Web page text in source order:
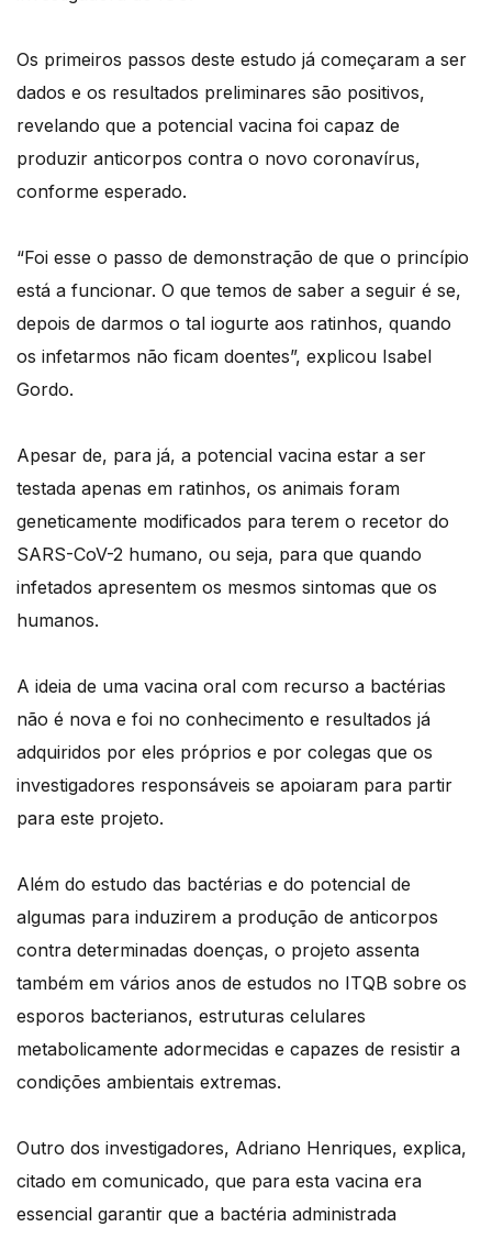
Os primeiros passos deste estudo já começaram a ser
dados e os resultados preliminares são positivos,
revelando que a potencial vacina foi capaz de
produzir anticorpos contra o novo coronavírus,
conforme esperado.
“Foi esse o passo de demonstração de que o princípio
está a funcionar. O que temos de saber a seguir é se,
depois de darmos o tal iogurte aos ratinhos, quando
os infetarmos não ficam doentes”, explicou Isabel
Gordo.
Apesar de, para já, a potencial vacina estar a ser
testada apenas em ratinhos, os animais foram
geneticamente modificados para terem o recetor do
SARS-CoV-2 humano, ou seja, para que quando
infetados apresentem os mesmos sintomas que os
humanos.
A ideia de uma vacina oral com recurso a bactérias
não é nova e foi no conhecimento e resultados já
adquiridos por eles próprios e por colegas que os
investigadores responsáveis se apoiaram para partir
para este projeto.
Além do estudo das bactérias e do potencial de
algumas para induzirem a produção de anticorpos
contra determinadas doenças, o projeto assenta
também em vários anos de estudos no ITQB sobre os
esporos bacterianos, estruturas celulares
metabolicamente adormecidas e capazes de resistir a
condições ambientais extremas.
Outro dos investigadores, Adriano Henriques, explica,
citado em comunicado, que para esta vacina era
essencial garantir que a bactéria administrada